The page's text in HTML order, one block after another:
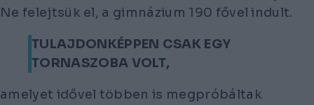
Ne felejtsük el, a gimnázium 190 fővel indult.
TULAJDONKÉPPEN CSAK EGY
TORNASZOBA VOLT,
amelyet idővel többen is megpróbáltak